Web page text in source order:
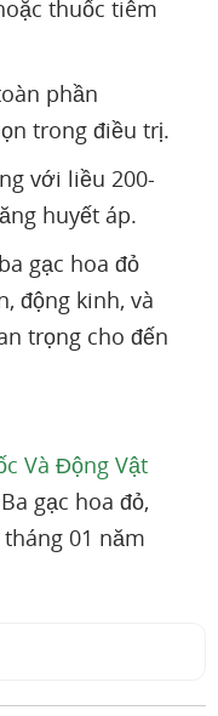
thuốc tiêm
phần
trong điều trị.
với liều 200-
huyết áp.
gạc hoa đỏ
động kinh, và
trọng cho đến
Và Động Vật
gạc hoa đỏ,
01 năm